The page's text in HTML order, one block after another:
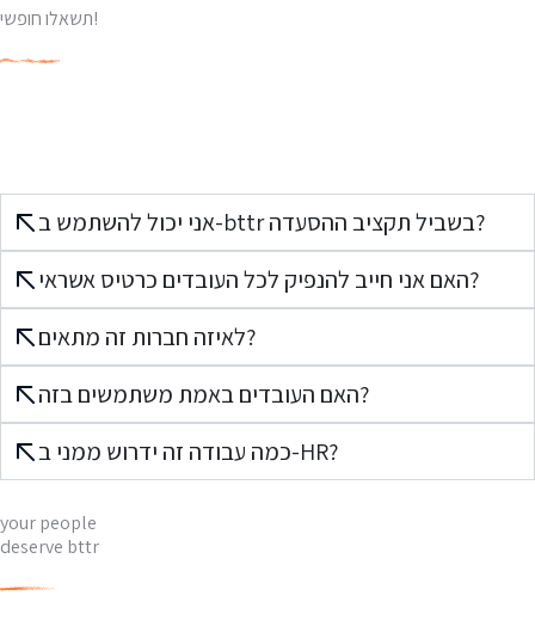
תשאלו חופשי!
אני יכול להשתמש ב-bttr בשביל תקציב ההסעדה?
האם אני חייב להנפיק לכל העובדים כרטיס אשראי?
לאיזה חברות זה מתאים?
האם העובדים באמת משתמשים בזה?
כמה עבודה זה ידרוש ממני ב-HR?
your people
deserve bttr